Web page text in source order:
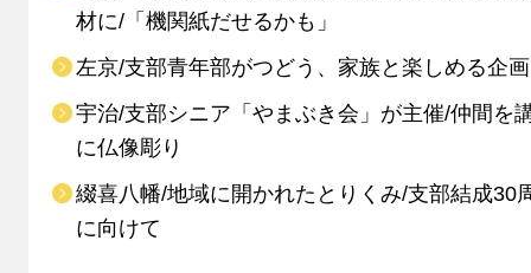
材に/「機関紙だせるかも」
左京/支部青年部がつどう、家族と楽しめる企
宇治/支部シニア「やまぶき会」が主催/仲間を
に仏像彫り
綴喜八幡/地域に開かれたとりくみ/支部結成30
に向けて